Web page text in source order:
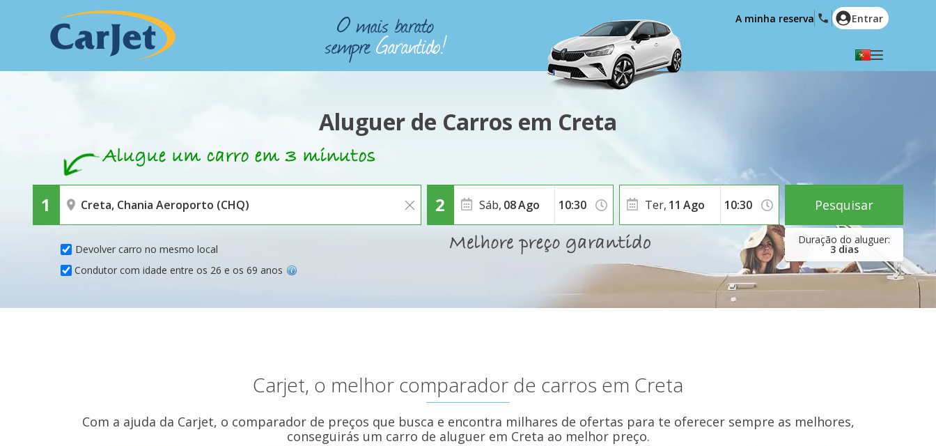
English (US)
Polski
Română
Ελληνικά
Hrvatski
العربية
A minha reserva Entrar
Aluguer de Carros em Creta
Devolver carro no mesmo local
Sáb, 08Ago
3 dias
Ter, 11 Ago
Condutor com idade entre os 26 e os 69 anos
Pesquisar
Carjet, o melhor comparador de carros em Creta
Com a ajuda da Carjet, o comparador de preços que busca e encontra milhares de ofertas para te oferecer sempre as melhores,
conseguirás um carro de aluguer em Creta ao melhor preço.